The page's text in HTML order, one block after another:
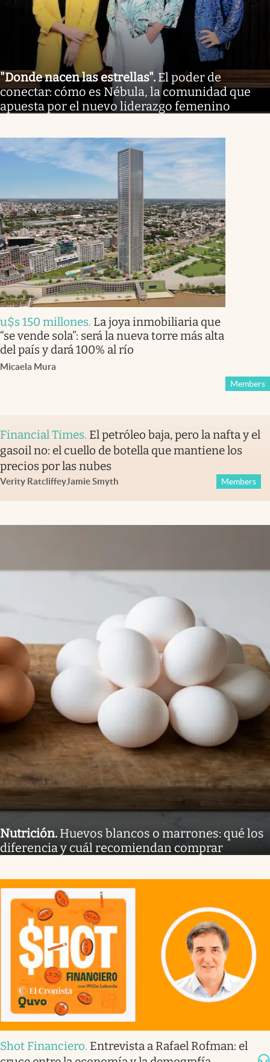
"Donde nacen las estrellas". El poder de
conectar: cómo es Nébula, la comunidad que
apuesta por el nuevo liderazgo femenino
u$s 150 millones. La joya inmobiliaria que
“se vende sola”: será la nueva torre más alta
del país y dará 100% al río
Micaela Mura
Members
Financial Times. El petróleo baja, pero la nafta y el
gasoil no: el cuello de botella que mantiene los
precios por las nubes
Verity RatcliffeyJamie Smyth Members
Nutrición. Huevos blancos o marrones: qué los
diferencia y cuál recomiendan comprar
Shot Financiero. Entrevista a Rafael Rofman: el